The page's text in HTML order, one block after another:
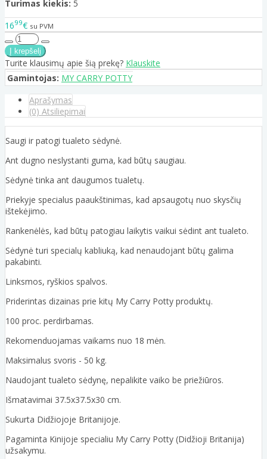
Turimas kiekis: 5
1699€ su PVM
Turite klausimų apie šią prekę? Klauskite
Gamintojas: MY CARRY POTTY
Aprašymas
(0) Atsiliepimai
Saugi ir patogi tualeto sėdynė.
Ant dugno neslystanti guma, kad būtų saugiau.
Sėdynė tinka ant daugumos tualetų.
Priekyje specialus paaukštinimas, kad apsaugotų nuo skysčių
ištekėjimo.
Rankenėlės, kad būtų patogiau laikytis vaikui sėdint ant tualeto.
Sėdynė turi specialų kabliuką, kad nenaudojant būtų galima
pakabinti.
Linksmos, ryškios spalvos.
Priderintas dizainas prie kitų My Carry Potty produktų.
100 proc. perdirbamas.
Rekomenduojamas vaikams nuo 18 mėn.
Maksimalus svoris - 50 kg.
Naudojant tualeto sėdynę, nepalikite vaiko be priežiūros.
Išmatavimai 37.5x37.5x30 cm.
Sukurta Didžiojoje Britanijoje.
Pagaminta Kinijoje specialiu My Carry Potty (Didžioji Britanija)
užsakymu.